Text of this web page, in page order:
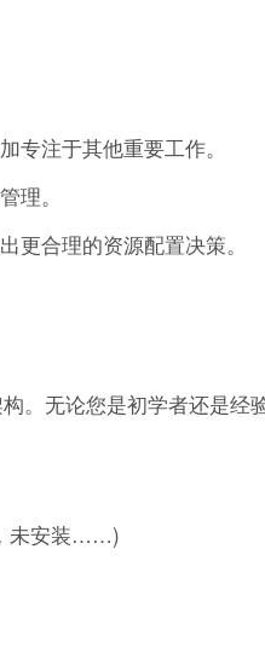
注于其他重要工作。
理。
合理的资源配置决策。
。无论您是初学者还是经
未安装……)